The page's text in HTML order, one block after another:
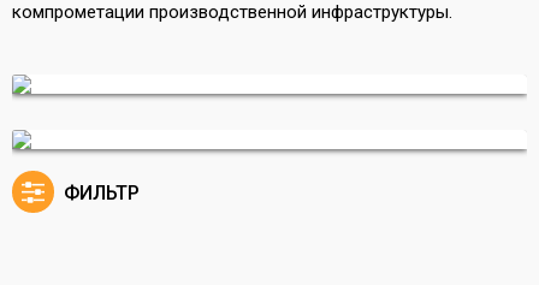
компрометации производственной инфраструктуры.
ФИЛЬТР